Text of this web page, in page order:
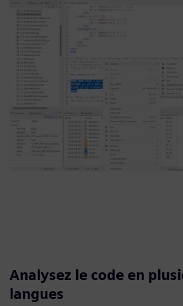
Analysez le code en
langues